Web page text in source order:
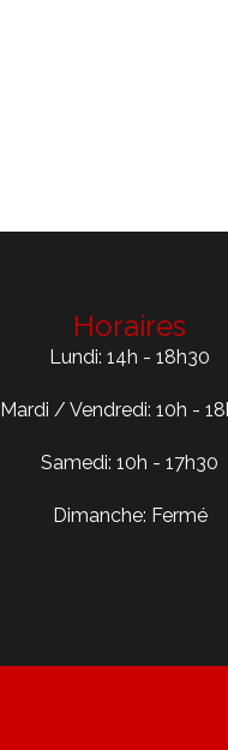
Horaires
Lundi: 14h - 18h30
Mardi / Vendredi: 10h -
Samedi: 10h - 17h30
Dimanche: Fermé